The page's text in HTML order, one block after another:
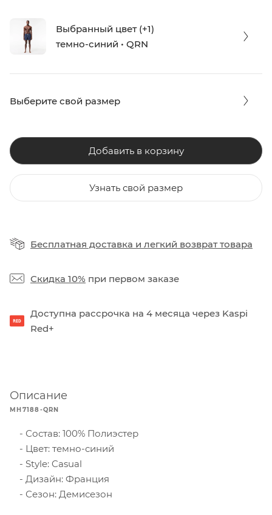
Выбранный цвет (+1)
темно-синий • QRN
Выберите свой размер
Добавить в корзину
Узнать свой размер
Бесплатная доставка и легкий возврат товара
Скидка 10% при первом заказе
Доступна рассрочка на 4 месяца через Kaspi
Red+
Описание
MH7188-QRN
Состав: 100% Полиэстер
Цвет: темно-синий
Style: Casual
Дизайн: Франция
Сезон: Демисезон